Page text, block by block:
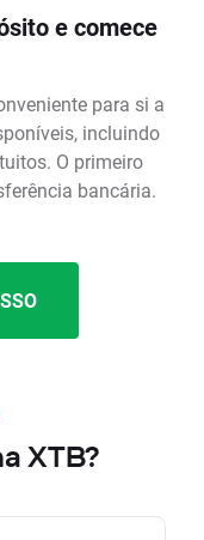
e comece
para si a
incluindo
O primeiro
bancária.
XTB?